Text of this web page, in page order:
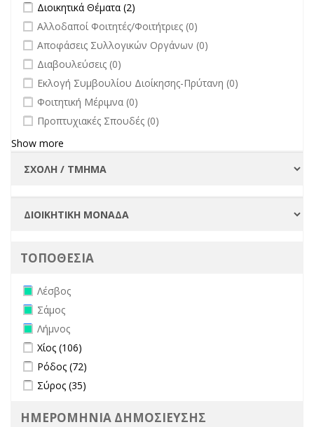
Apply Διοικητικά Θέματα filter
Διοικητικά Θέματα (2)
undefined
Αλλοδαποί Φοιτητές/Φοιτήτριες (0)
undefined
Αποφάσεις Συλλογικών Οργάνων (0)
undefined
Διαβουλεύσεις (0)
undefined
Εκλογή Συμβουλίου Διοίκησης-Πρύτανη (0)
undefined
Φοιτητική Μέριμνα (0)
undefined
Προπτυχιακές Σπουδές (0)
Show more
ΤΟΠΟΘΕΣΙΑ
Remove Λέσβος filter
Λέσβος
Remove Σάμος filter
Σάμος
Remove Λήμνος filter
Λήμνος
Apply Χίος filter
Χίος (106)
Apply Ρόδος filter
Ρόδος (72)
Apply Σύρος filter
Σύρος (35)
ΗΜΕΡΟΜΗΝΙΑ ΔΗΜΟΣΙΕΥΣΗΣ